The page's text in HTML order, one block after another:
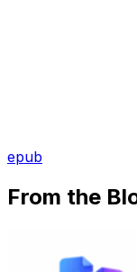
epub
From the